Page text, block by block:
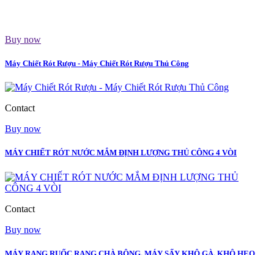
Buy now
Máy Chiết Rót Rượu - Máy Chiết Rót Rượu Thủ Công
Contact
Buy now
MÁY CHIẾT RÓT NƯỚC MẮM ĐỊNH LƯỢNG THỦ CÔNG 4 VÒI
Contact
Buy now